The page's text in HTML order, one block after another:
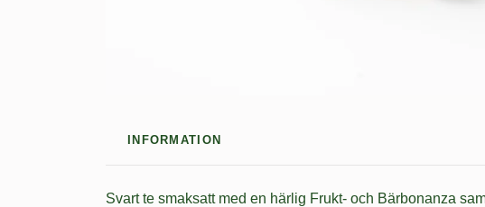
INFORMATION
Svart te smaksatt med en härlig Frukt- och Bärbonanza